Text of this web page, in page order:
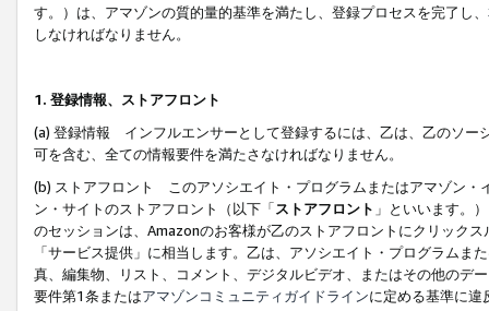
す。）は、アマゾンの質的量的基準を満たし、登録プロセスを完了し、
しなければなりません。
1. 登録情報、ストアフロント
(a) 登録情報 インフルエンサーとして登録するには、乙は、乙のソー
可を含む、全ての情報要件を満たさなければなりません。
(b) ストアフロント このアソシエイト・プログラムまたはアマゾン・
ン・サイトのストアフロント（以下「ストアフロント 」といいます。
のセッションは、Amazonのお客様が乙のストアフロントにクリック
「サービス提供」に相当します。乙は、アソシエイト・プログラム
真、編集物、リスト、コメント、デジタルビデオ、またはその他のデ
要件第1条またはアマゾンコミュニティガイドラインに定める基準に違